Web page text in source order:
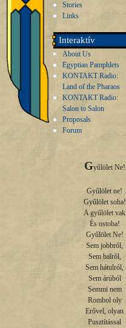
Stories
Links
Interaktív
About Us
Egyptian Pamphlets
KONTAKT Radio:
Land of the Pharaos
KONTAKT Radio:
Salon to Salon
Proposals
Forum
Gyűlölet Ne!
Gyűlölet ne!
Gyűlölet soha!
A gyűlölet vak
És ostoba!
Gyűlölet Ne!
Sem jobbról,
Sem balról,
Sem hátulról,
Sem árúból
Semmi nem
Rombol oly
Erővel, olyan
Pusztítással